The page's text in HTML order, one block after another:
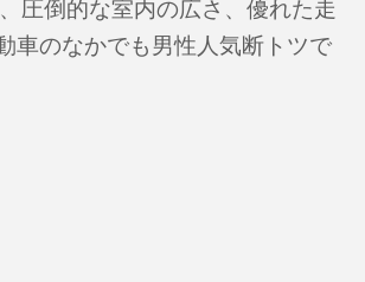
圧倒的な室内の広さ、優れた走
車のなかでも男性人気断トツで